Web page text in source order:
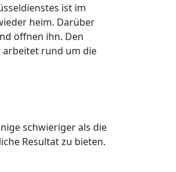
ist im
heim. Darüber
öffnen ihn. Den
arbeitet rund um die
schwieriger als die
Resultat zu bieten.